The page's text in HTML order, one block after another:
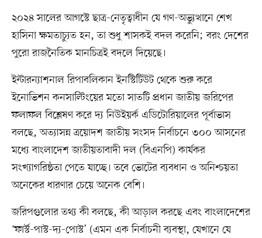
২০২৪ সালের আগস্টে ছাত্র-নেতৃত্বাধীন যে গণ-অভ্যুত্থানে শেখ
হাসিনা ক্ষমতাচ্যুত হন, তা শুধু শাসকই বদল করেনি; বরং দেশের
পুরো রাজনৈতিক মানচিত্রই বদলে দিয়েছে।
ইন্টারন্যাশনাল রিপাবলিকান ইনস্টিটিউট থেকে শুরু করে
ইনোভিশন কনসাল্টিংয়ের মতো সাতটি প্রধান জাতীয় জরিপের
ফলাফল বিশ্লেষণ করে দ্য নিউইয়র্ক এডিটোরিয়ালের পূর্বাভাস
বলছে, অত্যাসন্ন ত্রয়োদশ জাতীয় সংসদ নির্বাচনে ৩০০ আসনের
মধ্যে বাংলাদেশ জাতীয়তাবাদী দল (বিএনপি) কার্যকর
সংখ্যাগরিষ্ঠতা পেতে যাচ্ছে। তবে ভোটের ব্যবধান ও অনিশ্চয়তা
অনেকের ধারণার চেয়ে অনেক বেশি।
জরিপগুলোর তথ্য কী বলছে, কী আড়াল করছে এবং বাংলাদেশের
‘ফার্স্ট-পাস্ট-দ্য-পোস্ট’ (এমন এক নির্বাচনী ব্যবস্থা, যেখানে যে